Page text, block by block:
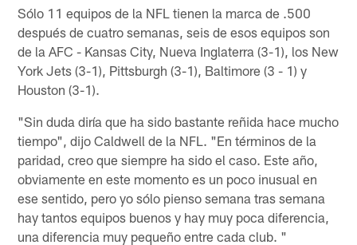
Sólo 11 equipos de la NFL tienen la marca de .500
después de cuatro semanas, seis de esos equipos son
de la AFC - Kansas City, Nueva Inglaterra (3-1), los New
York Jets (3-1), Pittsburgh (3-1), Baltimore (3 - 1) y
Houston (3-1).
"Sin duda diría que ha sido bastante reñida hace mucho
tiempo", dijo Caldwell de la NFL. "En términos de la
paridad, creo que siempre ha sido el caso. Este año,
obviamente en este momento es un poco inusual en
ese sentido, pero yo sólo pienso semana tras semana
hay tantos equipos buenos y hay muy poca diferencia,
una diferencia muy pequeño entre cada club. "